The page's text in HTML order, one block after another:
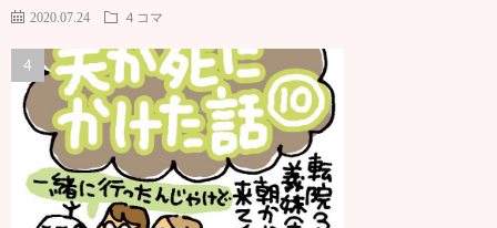
2020.07.24 ４コマ